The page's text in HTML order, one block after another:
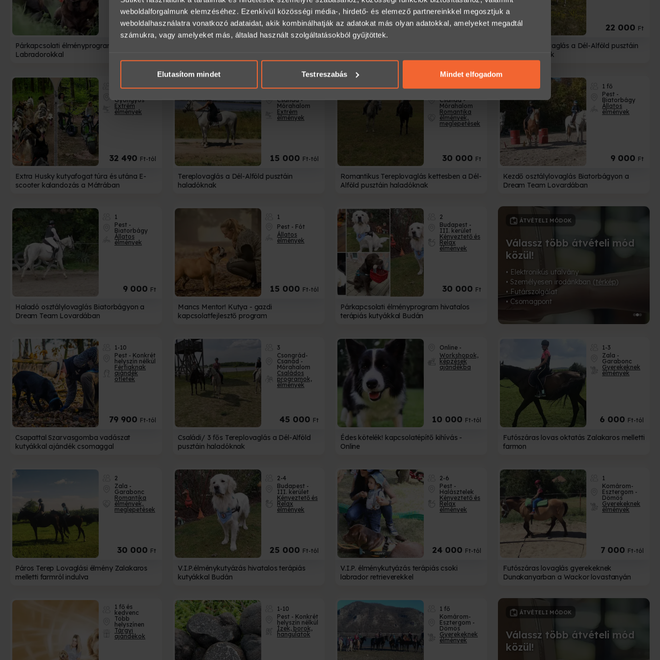
weboldalforgalmunk elemzéséhez. Ezenkívül közösségi média-, hirdető- és elemező partnereinkkel megosztjuk a
weboldalhasználatra vonatkozó adataidat, akik kombinálhatják az adatokat más olyan adatokkal, amelyeket megadtál
számukra, vagy amelyeket más, általad használt szolgáltatásokból gyűjtöttek.
Elutasítom mindet Testreszabás Mindet elfogadom
28 000Ft
Párkapcsolati élményprogram terápiás
Labradorokkal
5 500Ft-tól 30 000Ft-tól 22 000 Ft
Páros Tereplovaglás a Dél-Alföld pusztáin
még kezdőknek
1-4
Gyöngyös
Extrém
élmények
32 490 Ft-tól
Extra Husky kutyafogat túra és utána E-
scooter kalandozás a Mátrában
1-3
Csanád -
Mórahalom
Extrém
élmények
15 000 Ft-tól
Tereplovaglás a Dél-Alföld pusztáin
haladóknak
Csanád -
Mórahalom
Romantika
élmények,
meglepetések
30 000 Ft
Romantikus Tereplovaglás kettesben a Dél-
Alföld pusztáin haladóknak
1 fő
Pest -
Biatorbágy
Állatos
élmények
9 000 Ft
Kezdő osztálylovaglás Biatorbágyon a
Dream Team Lovardában
1
Pest -
Biatorbágy
Állatos
élmények
9 000 Ft
Haladó osztálylovaglás Biatorbágyon a
Dream Team Lovardában
1
Pest - Fót
Állatos
élmények
15 000 Ft-tól
Mancs Mentor! Kutya - gazdi
kapcsolatfejlesztő program
2
Budapest -
III. kerület
Kényeztető és
Relax
élmények
30 000 Ft
Párkapcsolati élményprogram hivatalos
terápiás kutyákkal Budán
AJÁNDÉKUTALVÁNY
Nem tudsz választani?
Bízd az ajándékozottra!
Megnézem
ÁTVÉTELI MÓDOK
Válassz több átvételi mód
közül!
• Elektronikus utalvány
• Személyesen irodánkban (
• Futárszolgálat
CSOMAGOLÁSOK
Tedd még egyedibbé
Válassz a 18-féle prémium csomagolás
közül!
1-10
Pest - Konkrét
helyszín nélkül
Férfiaknak
ajándék
ötletek
79 900 Ft-tól
Csapattal Szarvasgomba vadászat
kutyákkal ajándék csomaggal
3
Csongrád-
Csanád -
Mórahalom
Családos
programok,
élmények
45 000 Ft
Családi/ 3 fős Tereplovaglás a Dél-Alföld
pusztáin haladóknak
Online -
Workshopok,
képzések
ajándékba
10 000 Ft-tól
Édes kötelék! kapcsolatépítő kihívás -
Online
1-3
Zala -
Garabonc
Gyerekeknek
élmények
6 000 Ft-tól
Futószáras lovas oktatás Zalakaros melletti
farmon
2
Zala -
Garabonc
Romantika
élmények,
meglepetések
30 000 Ft
Páros Terep Lovaglási élmény Zalakaros
melletti farmról indulva
2-4
Budapest -
III. kerület
Kényeztető és
Relax
élmények
25 000 Ft-tól
V.I.P.élménykutyázás hivatalos terápiás
kutyákkal Budán
2-6
Pest -
Halásztelek
Kényeztető és
Relax
élmények
24 000 Ft-tól
V.I.P. élménykutyázás terápiás csoki
labrador retrieverekkel
1
Komárom-
Esztergom -
Dömös
Gyerekeknek
élmények
7 000 Ft-tól
Futószáras lovaglás gyerekeknek
Dunakanyarban a Wackor lovastanyán
1 fő és
kedvenc
Több
helyszínen
Tárgyi
ajándékok
1-10
Pest - Konkrét
helyszín nélkül
Ízek, borok,
hangulatok
1 fő
Komárom-
Esztergom -
Dömös
Gyerekeknek
élmények
AJÁNDÉKUTALVÁNY
Nem tudsz választani?
ÁTVÉTELI MÓDOK
Válassz több átvételi mód
közül!
CSOMAGOLÁSOK
Tedd még egyedibbé